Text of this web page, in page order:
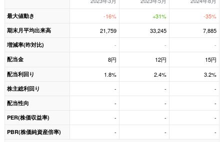
最大値動き -16% +31% -35%
期末月平均出来高 21,759 33,245 7,885
増減率(昨対比) - - -
配当金 8円 12円 15円
配当利回り 1.8% 2.4% 3.2%
株主総利回り - - -
配当性向 - - -
PER(株価収益率) - - -
PBR(株価純資産倍率) - - -